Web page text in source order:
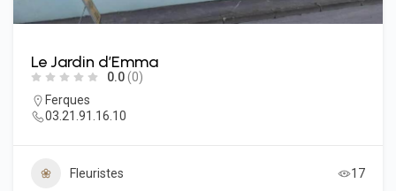
Le Jardin d’Emma
0.0(0)
Ferques
03.21.91.16.10
Fleuristes 17